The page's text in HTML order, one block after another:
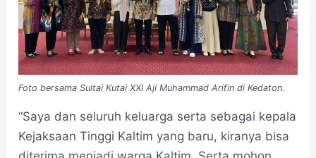
Foto bersama Sultai Kutai XXI Aji Muhammad Arifin di Kedaton.
“Saya dan seluruh keluarga serta sebagai kepala
Kejaksaan Tinggi Kaltim yang baru, kiranya bisa